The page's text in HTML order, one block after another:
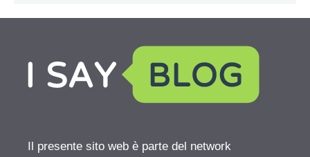
Il presente sito web è parte del network